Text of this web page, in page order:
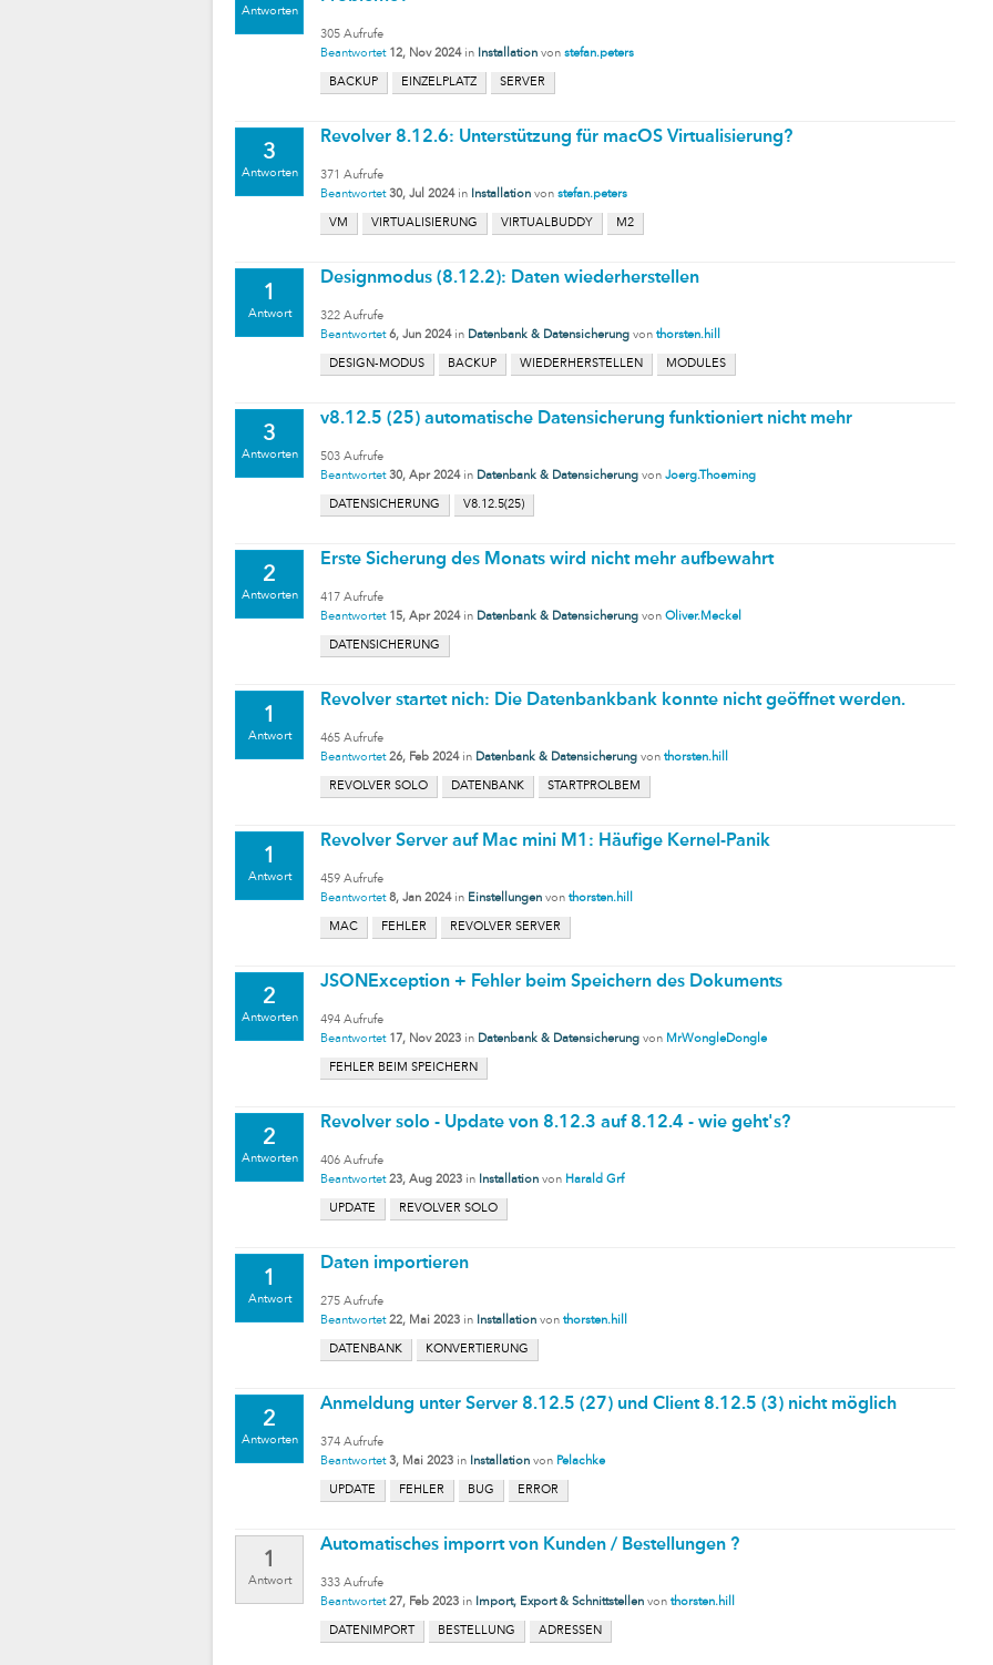
Antworten
305 Aufrufe
Beantwortet 12, Nov 2024 in Installation von stefan.peters
BACKUP EINZELPLATZ SERVER
3
Antworten
Revolver 8.12.6: Unterstützung für macOS Virtualisierung?
371 Aufrufe
Beantwortet 30, Jul 2024 in Installation von stefan.peters
VM VIRTUALISIERUNG VIRTUALBUDDY M2
1
Antwort
Designmodus (8.12.2): Daten wiederherstellen
322 Aufrufe
Beantwortet 6, Jun 2024 in Datenbank & Datensicherung von thorsten.hill
DESIGN-MODUS BACKUP WIEDERHERSTELLEN MODULES
3
Antworten
v8.12.5 (25) automatische Datensicherung funktioniert nicht mehr
503 Aufrufe
Beantwortet 30, Apr 2024 in Datenbank & Datensicherung von Joerg.Thoeming
DATENSICHERUNG V8.12.5(25)
2
Antworten
Erste Sicherung des Monats wird nicht mehr aufbewahrt
417 Aufrufe
Beantwortet 15, Apr 2024 in Datenbank & Datensicherung von Oliver.Meckel
DATENSICHERUNG
1
Antwort
Revolver startet nich: Die Datenbankbank konnte nicht geöffnet werden.
465 Aufrufe
Beantwortet 26, Feb 2024 in Datenbank & Datensicherung von thorsten.hill
REVOLVER SOLO DATENBANK STARTPROLBEM
1
Antwort
Revolver Server auf Mac mini M1: Häufige Kernel-Panik
459 Aufrufe
Beantwortet 8, Jan 2024 in Einstellungen von thorsten.hill
MAC FEHLER REVOLVER SERVER
2
Antworten
JSONException + Fehler beim Speichern des Dokuments
494 Aufrufe
Beantwortet 17, Nov 2023 in Datenbank & Datensicherung von MrWongleDongle
FEHLER BEIM SPEICHERN
2
Antworten
Revolver solo - Update von 8.12.3 auf 8.12.4 - wie geht's?
406 Aufrufe
Beantwortet 23, Aug 2023 in Installation von Harald Grf
UPDATE REVOLVER SOLO
1
Antwort
Daten importieren
275 Aufrufe
Beantwortet 22, Mai 2023 in Installation von thorsten.hill
DATENBANK KONVERTIERUNG
2
Antworten
Anmeldung unter Server 8.12.5 (27) und Client 8.12.5 (3) nicht möglich
374 Aufrufe
Beantwortet 3, Mai 2023 in Installation von Pelachke
UPDATE FEHLER BUG ERROR
1
Antwort
Automatisches imporrt von Kunden / Bestellungen ?
333 Aufrufe
Beantwortet 27, Feb 2023 in Import, Export & Schnittstellen von thorsten.hill
DATENIMPORT BESTELLUNG ADRESSEN